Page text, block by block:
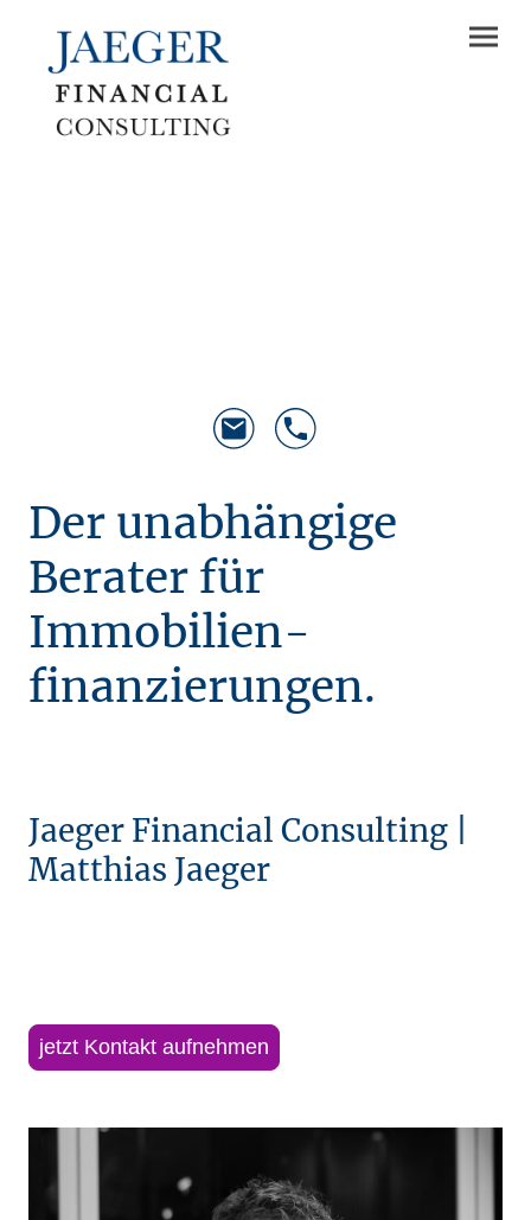
Der unabhängige
Berater für
Immobilien-
finanzierungen.
Jaeger Financial Consulting |
Matthias Jaeger
jetzt Kontakt aufnehmen